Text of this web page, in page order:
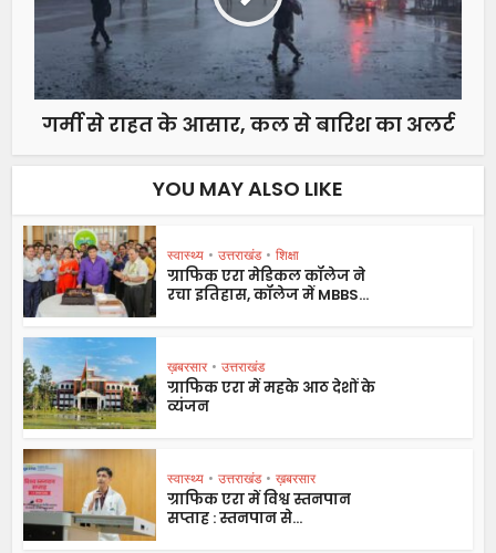
गर्मी से राहत के आसार, कल से बारिश का अलर्ट
YOU MAY ALSO LIKE
स्वास्थ्य • उत्तराखंड • शिक्षा
ग्राफिक एरा मेडिकल कॉलेज ने
रचा इतिहास, कॉलेज में MBBS...
ख़बरसार • उत्तराखंड
ग्राफिक एरा में महके आठ देशों के
व्यंजन
स्वास्थ्य • उत्तराखंड • ख़बरसार
ग्राफिक एरा में विश्व स्तनपान
सप्ताह : स्तनपान से...